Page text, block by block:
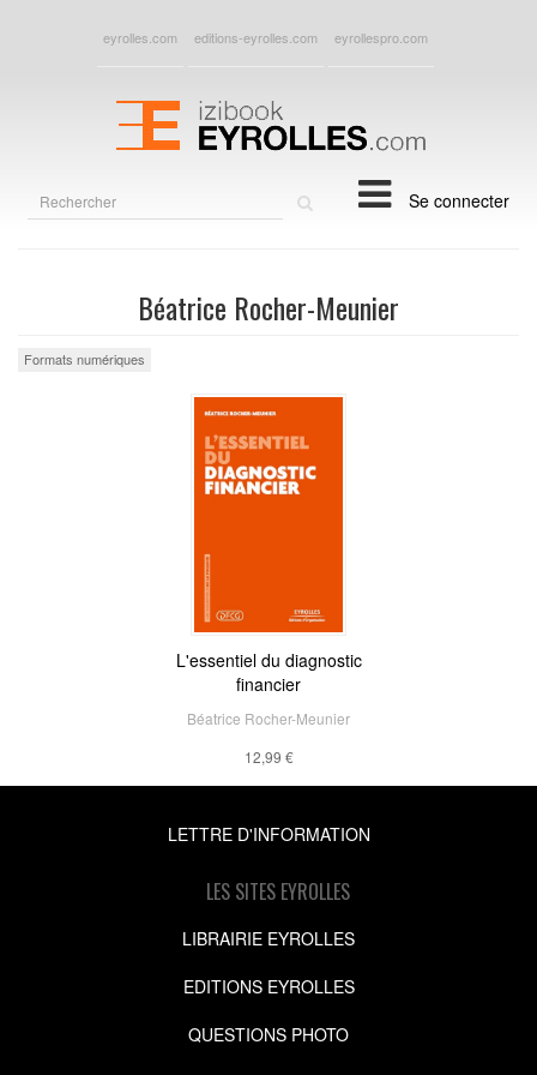
eyrolles.com editions-eyrolles.com eyrollespro.com
Se connecter
Béatrice Rocher-Meunier
Formats numériques
L'essentiel du diagnostic
financier
Béatrice Rocher-Meunier
12,99 €
LETTRE D'INFORMATION
LES SITES EYROLLES
LIBRAIRIE EYROLLES
EDITIONS EYROLLES
QUESTIONS PHOTO